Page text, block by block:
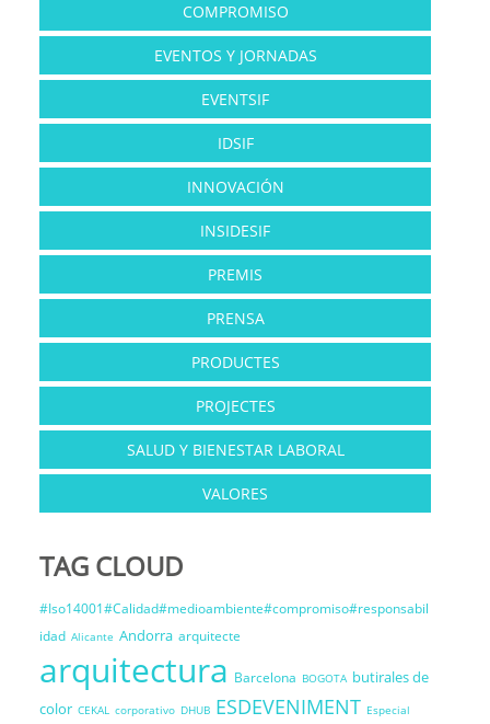
COMPROMISO
EVENTOS Y JORNADAS
EVENTSIF
IDSIF
INNOVACIÓN
INSIDESIF
PREMIS
PRENSA
PRODUCTES
PROJECTES
SALUD Y BIENESTAR LABORAL
VALORES
TAG CLOUD
#Iso14001#Calidad#medioambiente#compromiso#responsabil
idad Alicante Andorra arquitecte
arquitectura Barcelona BOGOTA butirales de
color CEKAL corporativo DHUB ESDEVENIMENT Especial